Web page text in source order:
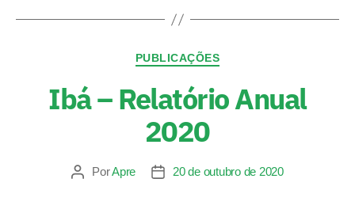
PUBLICAÇÕES
Ibá – Relatório Anual
2020
PorApre 20 de outubro de 2020